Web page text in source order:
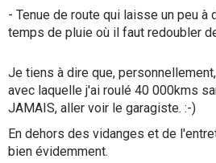
- Tenue de route qui laisse un peu à
temps de pluie où il faut redoubler
Je tiens à dire que,
avec laquelle j'ai roulé 40 000kms
JAMAIS, aller voir le garagiste. :-)
En dehors des vidanges et de
bien évidemment.